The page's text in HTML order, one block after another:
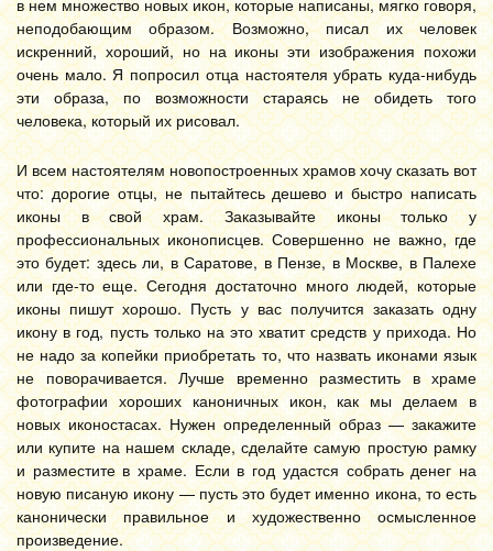
в нем множество новых икон, которые написаны, мягко говоря,
неподобающим образом. Возможно, писал их человек
искренний, хороший, но на иконы эти изображения похожи
очень мало. Я попросил отца настоятеля убрать куда-нибудь
эти образа, по возможности стараясь не обидеть того
человека, который их рисовал.
И всем настоятелям новопостроенных храмов хочу сказать вот
что: дорогие отцы, не пытайтесь дешево и быстро написать
иконы в свой храм. Заказывайте иконы только у
профессиональных иконописцев. Совершенно не важно, где
это будет: здесь ли, в Саратове, в Пензе, в Москве, в Палехе
или где-то еще. Сегодня достаточно много людей, которые
иконы пишут хорошо. Пусть у вас получится заказать одну
икону в год, пусть только на это хватит средств у прихода. Но
не надо за копейки приобретать то, что назвать иконами язык
не поворачивается. Лучше временно разместить в храме
фотографии хороших каноничных икон, как мы делаем в
новых иконостасах. Нужен определенный образ — закажите
или купите на нашем складе, сделайте самую простую рамку
и разместите в храме. Если в год удастся собрать денег на
новую писаную икону — пусть это будет именно икона, то есть
канонически правильное и художественно осмысленное
произведение.